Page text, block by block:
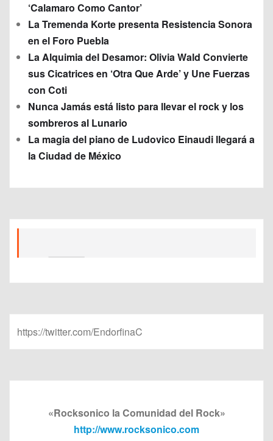
‘Calamaro Como Cantor’
La Tremenda Korte presenta Resistencia Sonora
en el Foro Puebla
La Alquimia del Desamor: Olivia Wald Convierte
sus Cicatrices en ‘Otra Que Arde’ y Une Fuerzas
con Coti
Nunca Jamás está listo para llevar el rock y los
sombreros al Lunario
La magia del piano de Ludovico Einaudi llegará a
la Ciudad de México
https://twitter.com/EndorfinaC
«Rocksonico la Comunidad del Rock»
http://www.rocksonico.com